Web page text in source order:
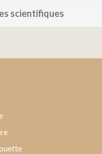
scientifiques